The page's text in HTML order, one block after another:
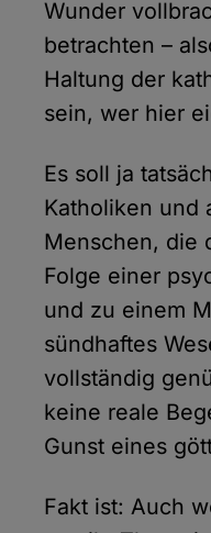
Wunder
betrachten –
Haltung der
sein, wer hier
Es soll ja
Katholiken und
Menschen, die
Folge einer
und zu einem
sündhaftes
vollständig
keine reale
Gunst eines
Fakt ist: Auch